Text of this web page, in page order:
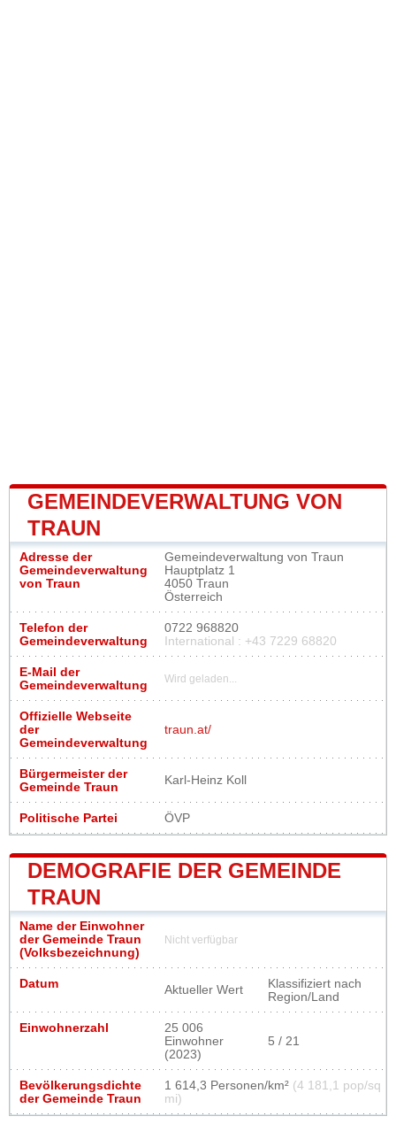
GEMEINDEVERWALTUNG VON
TRAUN
Adresse der
Gemeindeverwaltung
von Traun
Gemeindeverwaltung von Traun
Hauptplatz 1
4050 Traun
Österreich
Telefon der
Gemeindeverwaltung
0722 968820
International : +43 7229 68820
E-Mail der
Gemeindeverwaltung
Wird geladen...
Offizielle Webseite
der
Gemeindeverwaltung
traun.at/
Bürgermeister der
Gemeinde Traun
Karl-Heinz Koll
Politische Partei ÖVP
DEMOGRAFIE DER GEMEINDE
TRAUN
Name der Einwohner
der Gemeinde Traun
(Volksbezeichnung)
Nicht verfügbar
Datum Aktueller Wert
Klassifiziert nach
Region/Land
Einwohnerzahl
25 006
Einwohner
(2023)
5 / 21
Bevölkerungsdichte
der Gemeinde Traun
1 614,3 Personen/km² (4 181,1 pop/sq
mi)